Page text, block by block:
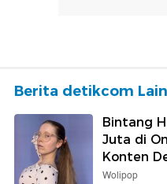
Berita detikcom
Bintang
Juta di
Konten
Wolipop